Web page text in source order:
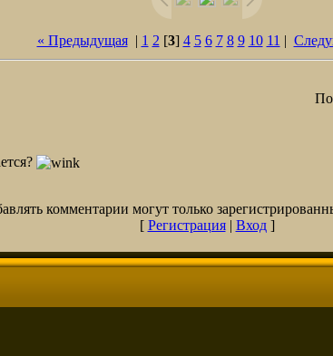
« Предыдущая| 1 2 [3] 4 5 6 7 8 9 10 11 |
комментарии могут только
[ Регистрация| Вход]